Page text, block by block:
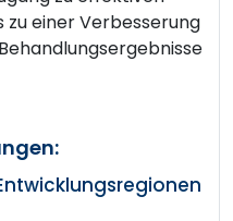
zu einer Verbesserung